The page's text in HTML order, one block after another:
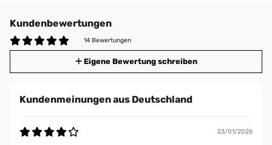
Kundenbewertungen
14 Bewertungen
Eigene Bewertung schreiben
Kundenmeinungen aus Deutschland
23/01/2026